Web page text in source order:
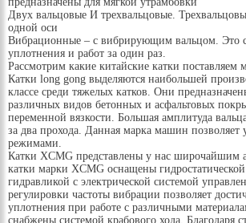
Двух вальцовые И трехвальцовые.
одной оси
Вибрационные – с вибрирующим вальцом. Это
уплотнения и работ за один раз.
Рассмотрим какие китайские катки поставляем
Катки long gong выделяются наибольшей
классе среди тяжелых катков. Они
различных видов бетонных и асфальтовых
переменной вязкости. Большая амплитуда
за два прохода. Данная марка машин позволяет
режимами.
Катки XCMG представлены у нас широчайшим
катки марки XCMG оснащены
гидравликой с электрической системой
регулировки частоты вибрации позволяет
уплотнения при работе с различными
снабжены системой крабового хода. Благодаря